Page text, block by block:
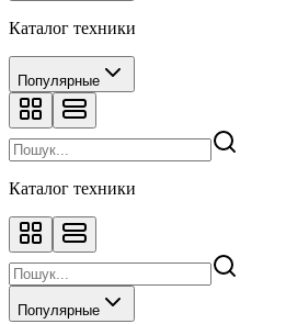
Каталог техники
Популярные
Каталог техники
Популярные